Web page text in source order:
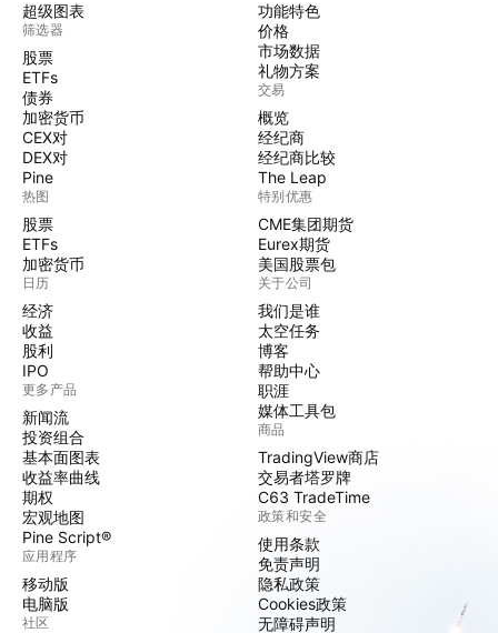
超级图表
筛选器
股票
ETFs
债券
加密货币
CEX对
DEX对
Pine
热图
股票
ETFs
加密货币
日历
经济
收益
股利
IPO
更多产品
新闻流
投资组合
基本面图表
收益率曲线
期权
宏观地图
Pine Script®
应用程序
移动版
电脑版
社区
功能特色
价格
市场数据
礼物方案
交易
概览
经纪商
经纪商比较
The Leap
特别优惠
CME集团期货
Eurex期货
美国股票包
关于公司
我们是谁
太空任务
博客
帮助中心
职涯
媒体工具包
商品
TradingView商店
交易者塔罗牌
C63 TradeTime
政策和安全
使用条款
免责声明
隐私政策
Cookies政策
无障碍声明